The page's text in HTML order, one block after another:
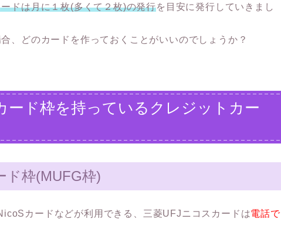
ドは月に１枚(多くて２枚)の発行を目安に発行していきまし
、どのカードを作っておくことがいいのでしょうか？
ード枠を持っているクレジットカー
ド枠(MUFG枠)
カードなどが利用できる、三菱UFJニコスカードは電話で